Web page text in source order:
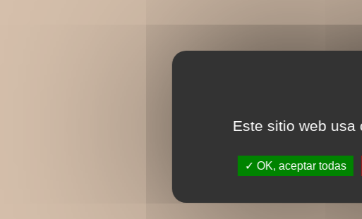
Este sitio web
OK, aceptar todas